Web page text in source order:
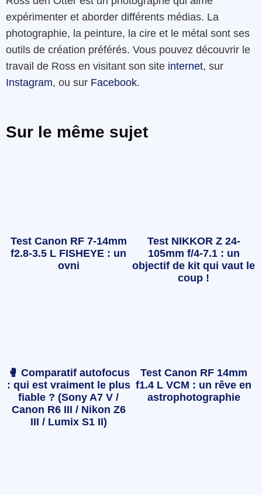
expérimenter et aborder différents médias. La
photographie, la peinture, la cire et le métal sont ses
outils de création préférés. Vous pouvez découvrir le
travail de Ross en visitant son site internet, sur
Instagram, ou sur Facebook.
Sur le même sujet
Test Canon RF 7-14mm
f2.8-3.5 L FISHEYE : un
ovni
Test NIKKOR Z 24-
105mm f/4-7.1 : un
objectif de kit qui vaut le
coup !
🥊 Comparatif autofocus
: qui est vraiment le plus
fiable ? (Sony A7 V /
Canon R6 III / Nikon Z6
III / Lumix S1 II)
Test Canon RF 14mm
f1.4 L VCM : un rêve en
astrophotographie